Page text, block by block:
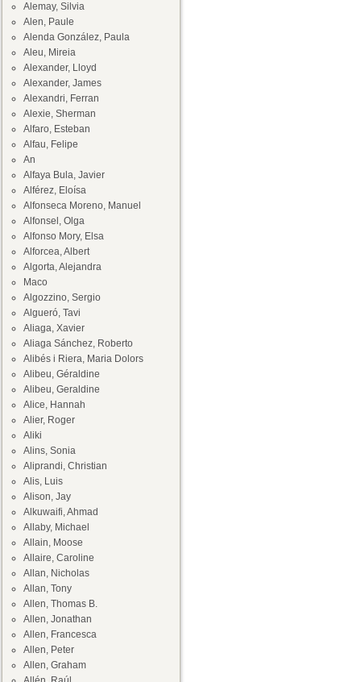
Alemay, Silvia
Alen, Paule
Alenda González, Paula
Aleu, Mireia
Alexander, Lloyd
Alexander, James
Alexandri, Ferran
Alexie, Sherman
Alfaro, Esteban
Alfau, Felipe
An
Alfaya Bula, Javier
Alférez, Eloísa
Alfonseca Moreno, Manuel
Alfonsel, Olga
Alfonso Mory, Elsa
Alforcea, Albert
Algorta, Alejandra
Maco
Algozzino, Sergio
Algueró, Tavi
Aliaga, Xavier
Aliaga Sánchez, Roberto
Alibés i Riera, Maria Dolors
Alibeu, Géraldine
Alibeu, Geraldine
Alice, Hannah
Alier, Roger
Aliki
Alins, Sonia
Aliprandi, Christian
Alis, Luis
Alison, Jay
Alkuwaifi, Ahmad
Allaby, Michael
Allain, Moose
Allaire, Caroline
Allan, Nicholas
Allan, Tony
Allen, Thomas B.
Allen, Jonathan
Allen, Francesca
Allen, Peter
Allen, Graham